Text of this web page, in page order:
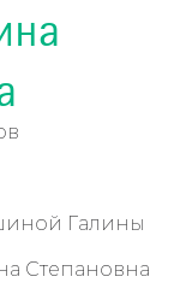
Галины
Степановна